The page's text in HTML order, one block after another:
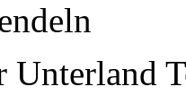
Unterland